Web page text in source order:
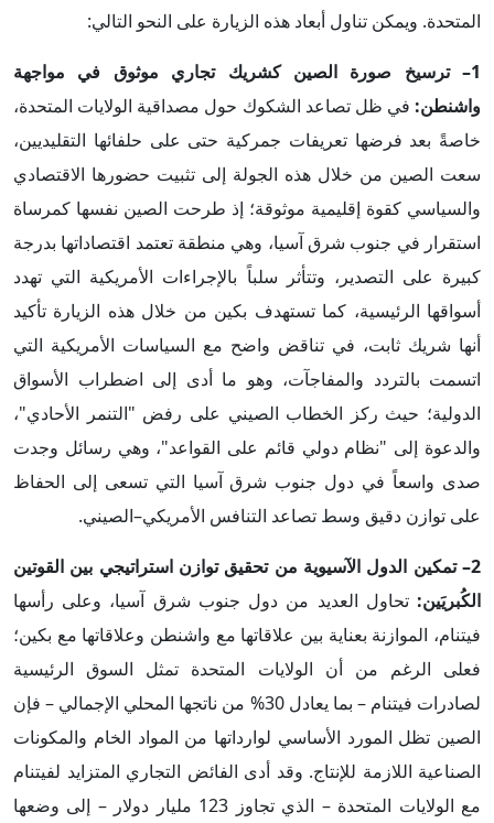
المتحدة. ويمكن تناول أبعاد هذه الزيارة على النحو التالي:
1– ترسيخ صورة الصين كشريك تجاري موثوق في مواجهة
واشنطن: في ظل تصاعد الشكوك حول مصداقية الولايات المتحدة،
خاصةً بعد فرضها تعريفات جمركية حتى على حلفائها التقليديين،
سعت الصين من خلال هذه الجولة إلى تثبيت حضورها الاقتصادي
والسياسي كقوة إقليمية موثوقة؛ إذ طرحت الصين نفسها كمرساة
استقرار في جنوب شرق آسيا، وهي منطقة تعتمد اقتصاداتها بدرجة
كبيرة على التصدير، وتتأثر سلباً بالإجراءات الأمريكية التي تهدد
أسواقها الرئيسية، كما تستهدف بكين من خلال هذه الزيارة تأكيد
أنها شريك ثابت، في تناقض واضح مع السياسات الأمريكية التي
اتسمت بالتردد والمفاجآت، وهو ما أدى إلى اضطراب الأسواق
الدولية؛ حيث ركز الخطاب الصيني على رفض "التنمر الأحادي"،
والدعوة إلى "نظام دولي قائم على القواعد"، وهي رسائل وجدت
صدى واسعاً في دول جنوب شرق آسيا التي تسعى إلى الحفاظ
على توازن دقيق وسط تصاعد التنافس الأمريكي–الصيني.
2– تمكين الدول الآسيوية من تحقيق توازن استراتيجي بين القوتين
الكُبريَين: تحاول العديد من دول جنوب شرق آسيا، وعلى رأسها
فيتنام، الموازنة بعناية بين علاقاتها مع واشنطن وعلاقاتها مع بكين؛
فعلى الرغم من أن الولايات المتحدة تمثل السوق الرئيسية
لصادرات فيتنام – بما يعادل 30% من ناتجها المحلي الإجمالي – فإن
الصين تظل المورد الأساسي لوارداتها من المواد الخام والمكونات
الصناعية اللازمة للإنتاج. وقد أدى الفائض التجاري المتزايد لفيتنام
مع الولايات المتحدة – الذي تجاوز 123 مليار دولار – إلى وضعها